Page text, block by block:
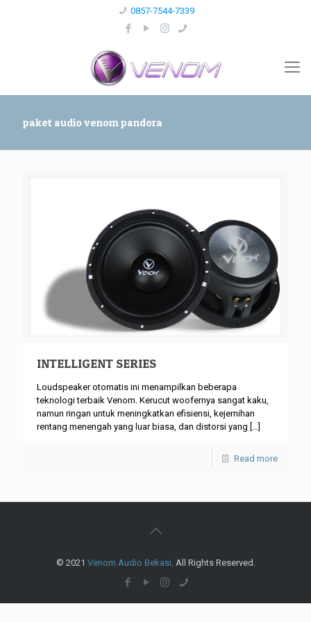
0857-7544-7339
paket audio venom pandora
INTELLIGENT SERIES
Loudspeaker otomatis ini menampilkan beberapa
teknologi terbaik Venom. Kerucut woofernya sangat kaku,
namun ringan untuk meningkatkan efisiensi, kejernihan
rentang menengah yang luar biasa, dan distorsi yang […]
Read more
© 2021 Venom Audio Bekasi . All Rights Reserved.